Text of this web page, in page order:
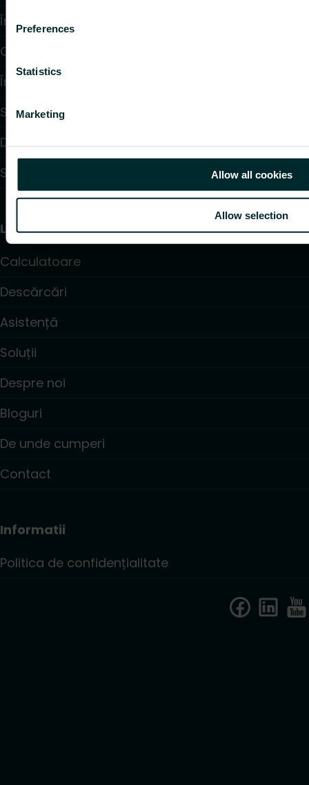
Preferences
Statistics
Marketing
Allow all cookies
Allow selection
Încălzire în pardoseală
Convectoare și Ventiloconvectoare
Încălzire Electrică
Sisteme de Reglare și Control
Dispozitive de control debit
Sisteme de distribuție a apei
Linkuri utile
Calculatoare
Descărcări
Asistență
Soluții
Despre noi
Bloguri
De unde cumperi
Contact
Informatii
Politica de confidențialitate